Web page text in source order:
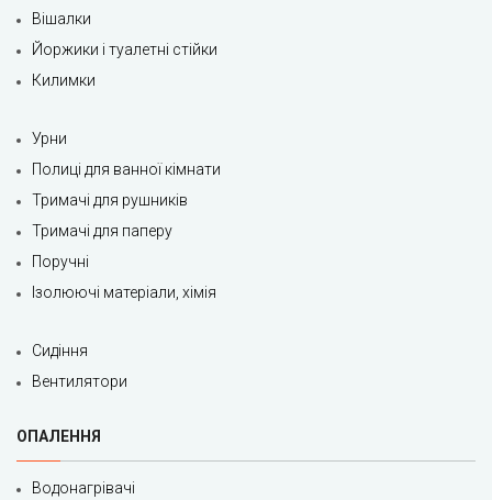
Вішалки
Йоржики і туалетні стійки
Килимки
Урни
Полиці для ванної кімнати
Тримачі для рушників
Тримачі для паперу
Поручні
Ізолюючі матеріали, хімія
Сидіння
Вентилятори
ОПАЛЕННЯ
Водонагрівачі